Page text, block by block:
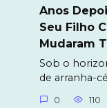
Anos
Seu Filho
Mudaram
Sob o
de arranha-
0 110